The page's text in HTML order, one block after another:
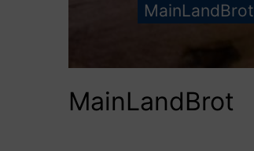
MainLandBrot
MainLandBrot